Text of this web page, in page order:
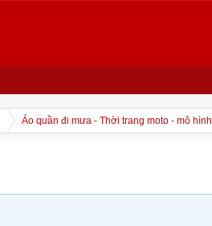
Áo quần đi mưa - Thời trang moto - mô hình